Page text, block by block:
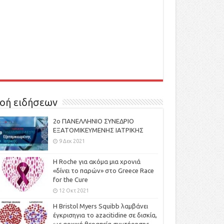
ειδήσεων
2ο ΠΑΝΕΛΛΗΝΙΟ ΣΥΝΕΔΡΙΟ
ΕΞΑΤΟΜΙΚΕΥΜΕΝΗΣ ΙΑΤΡΙΚΗΣ
9 Δεκ 2021
H Roche για ακόμα μια χρονιά
«δίνει το παρών» στο Greece Race
for the Cure
12 Οκτ 2021
Η Bristol Myers Squibb λαμβάνει
έγκρισηγια το azacitidine σε δισκία,